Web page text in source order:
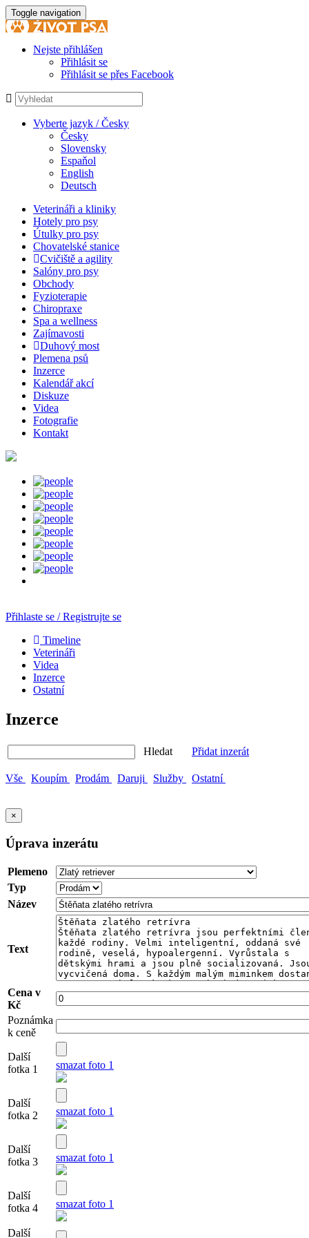
Toggle navigation
Nejste přihlášen
Přihlásit se
Přihlásit se přes Facebook
Vyberte jazyk / Česky
Česky
Slovensky
Espaňol
English
Deutsch
Veterináři a kliniky
Hotely pro psy
Útulky pro psy
Chovatelské stanice
Cvičiště a agility
Salóny pro psy
Obchody
Fyzioterapie
Chiropraxe
Spa a wellness
Zajímavosti
Duhový most
Plemena psů
Inzerce
Kalendář akcí
Diskuze
Videa
Fotografie
Kontakt
Přihlaste se / Registrujte se
Timeline
Veterináři
Videa
Inzerce
Ostatní
Inzerce
Hledat Přidat inzerát
Vše Koupím Prodám Daruji Služby Ostatní
×
Úprava inzerátu
Plemeno
Typ
Název
Text
Cena v
Kč
Poznámka
k ceně
Další
fotka 1
smazat foto 1
Další
fotka 2
smazat foto 1
Další
fotka 3
smazat foto 1
Další
fotka 4
smazat foto 1
Další